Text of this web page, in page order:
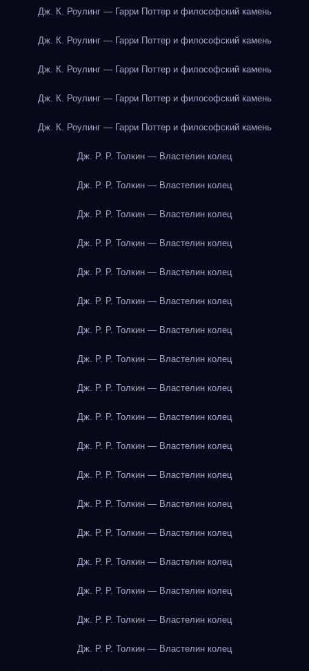
Дж. К. Роулинг — Гарри Поттер и философский камень
Дж. К. Роулинг — Гарри Поттер и философский камень
Дж. К. Роулинг — Гарри Поттер и философский камень
Дж. К. Роулинг — Гарри Поттер и философский камень
Дж. К. Роулинг — Гарри Поттер и философский камень
Дж. Р. Р. Толкин — Властелин колец
Дж. Р. Р. Толкин — Властелин колец
Дж. Р. Р. Толкин — Властелин колец
Дж. Р. Р. Толкин — Властелин колец
Дж. Р. Р. Толкин — Властелин колец
Дж. Р. Р. Толкин — Властелин колец
Дж. Р. Р. Толкин — Властелин колец
Дж. Р. Р. Толкин — Властелин колец
Дж. Р. Р. Толкин — Властелин колец
Дж. Р. Р. Толкин — Властелин колец
Дж. Р. Р. Толкин — Властелин колец
Дж. Р. Р. Толкин — Властелин колец
Дж. Р. Р. Толкин — Властелин колец
Дж. Р. Р. Толкин — Властелин колец
Дж. Р. Р. Толкин — Властелин колец
Дж. Р. Р. Толкин — Властелин колец
Дж. Р. Р. Толкин — Властелин колец
Дж. Р. Р. Толкин — Властелин колец